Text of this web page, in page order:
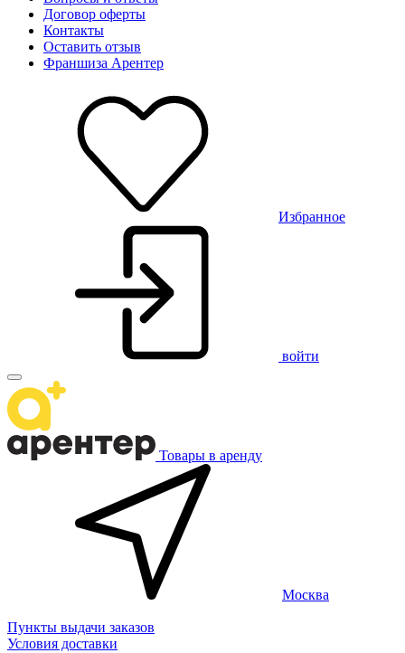
Договор оферты
Контакты
Оставить отзыв
Франшиза Арентер
Избранное
войти
Товары в аренду
Москва
Пункты выдачи заказов
Условия доставки